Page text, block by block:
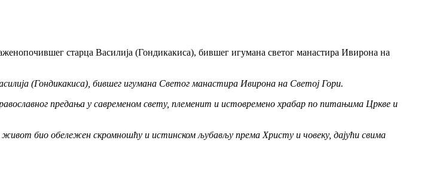
старца Василија (Гондикакиса), бившег игумана светог манастира Ивирона на
(Гондикакиса), бившег игумана Светог манастира Ивирона на Светој Гори.
предања у савременом свету, племенит и истовремено храбар по питањима Цркве и
био обележен скромношћу и истинском љубављу према Христу и човеку, дајући свима